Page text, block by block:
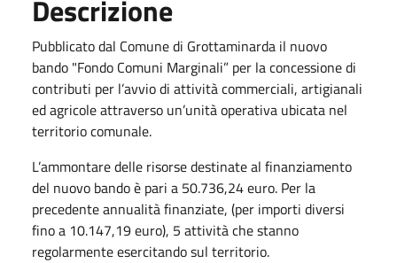
Descrizione
Pubblicato dal Comune di Grottaminarda il nuovo
bando "Fondo Comuni Marginali” per la concessione di
contributi per l’avvio di attività commerciali, artigianali
ed agricole attraverso un’unità operativa ubicata nel
territorio comunale.
L’ammontare delle risorse destinate al finanziamento
del nuovo bando è pari a 50.736,24 euro. Per la
precedente annualità finanziate, (per importi diversi
fino a 10.147,19 euro), 5 attività che stanno
regolarmente esercitando sul territorio.